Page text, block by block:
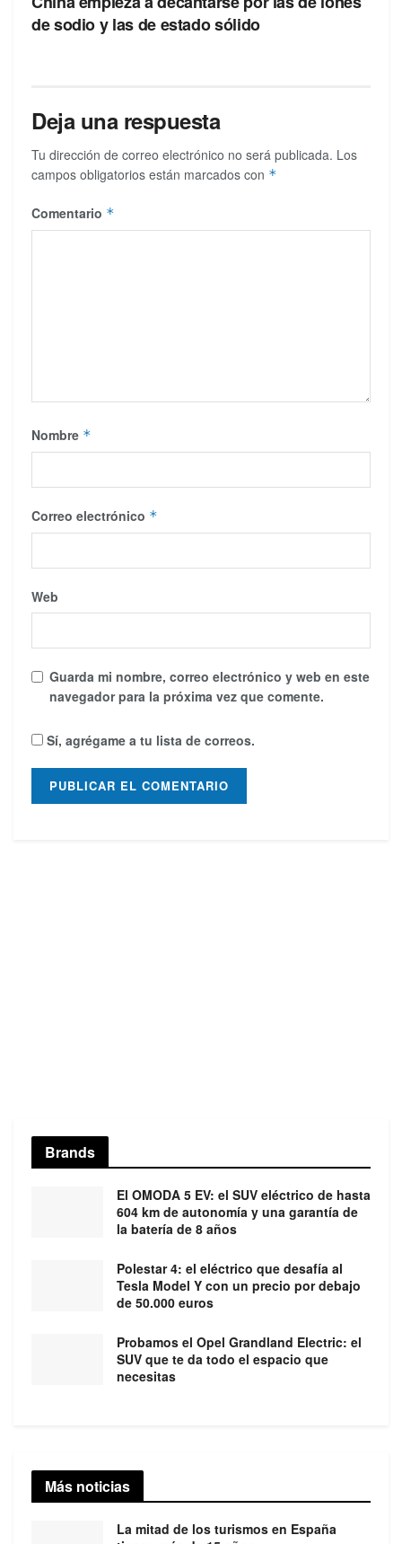
de sodio y las de estado sólido
Deja una respuesta
Tu dirección de correo electrónico no será publicada. Los
campos obligatorios están marcados con *
Comentario *
Nombre *
Correo electrónico *
Web
Guarda mi nombre, correo electrónico y web en este
navegador para la próxima vez que comente.
Sí, agrégame a tu lista de correos.
Brands
El OMODA 5 EV: el SUV eléctrico de hasta
604 km de autonomía y una garantía de
la batería de 8 años
Polestar 4: el eléctrico que desafía al
Tesla Model Y con un precio por debajo
de 50.000 euros
Probamos el Opel Grandland Electric: el
SUV que te da todo el espacio que
necesitas
Más noticias
La mitad de los turismos en España